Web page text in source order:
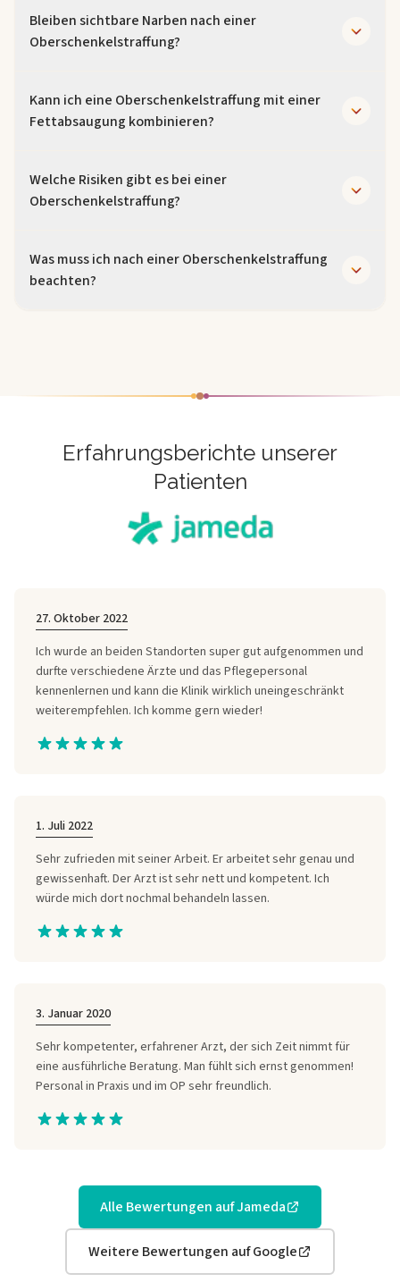
Bleiben sichtbare Narben nach einer
Oberschenkelstraffung?
Innenseite der Oberschenkel gelegt, also an wenig
einsehbaren Stellen. Mit guter Narbenpflege und
Kann ich eine Oberschenkelstraffung mit einer
Fettabsaugung kombinieren?
eine Oberschenkelstraffung mit einer Fettabsaugung
kombiniert werden, um ein optimales Ergebnis zu
Welche Risiken gibt es bei einer
Oberschenkelstraffung?
Wundheilungsstörungen, Entzündungen,
Nachblutungen, Blutergüsse und Schwellungen
Was muss ich nach einer Oberschenkelstraffung
beachten?
Sonneneinstrahlung auf den Narben und vermeiden Sie
Erfahrungsberichte unserer
Patienten
27. Oktober 2022
Ich wurde an beiden Standorten super gut aufgenommen und
durfte verschiedene Ärzte und das Pflegepersonal
kennenlernen und kann die Klinik wirklich uneingeschränkt
weiterempfehlen. Ich komme gern wieder!
1. Juli 2022
Sehr zufrieden mit seiner Arbeit. Er arbeitet sehr genau und
gewissenhaft. Der Arzt ist sehr nett und kompetent. Ich
würde mich dort nochmal behandeln lassen.
3. Januar 2020
Sehr kompetenter, erfahrener Arzt, der sich Zeit nimmt für
eine ausführliche Beratung. Man fühlt sich ernst genommen!
Personal in Praxis und im OP sehr freundlich.
Alle Bewertungen auf Jameda
Weitere Bewertungen auf Google